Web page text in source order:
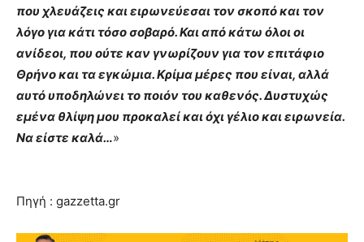
που χλευάζεις και ειρωνεύεσαι τον σκοπό και τον
λόγο για κάτι τόσο σοβαρό. Και από κάτω όλοι οι
ανίδεοι, που ούτε καν γνωρίζουν για τον επιτάφιο
Θρήνο και τα εγκώμια. Κρίμα μέρες που είναι, αλλά
αυτό υποδηλώνει το ποιόν του καθενός. Δυστυχώς
εμένα θλίψη μου προκαλεί και όχι γέλιο και ειρωνεία.
Να είστε καλά…»
Πηγή : gazzetta.gr